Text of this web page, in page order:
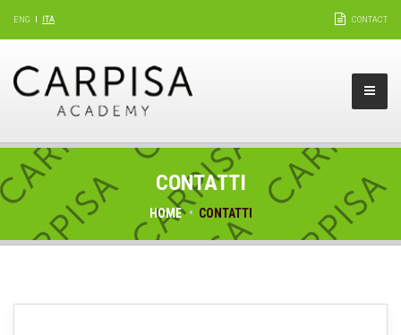
ENG ITA CONTACT
CONTATTI
HOME CONTATTI